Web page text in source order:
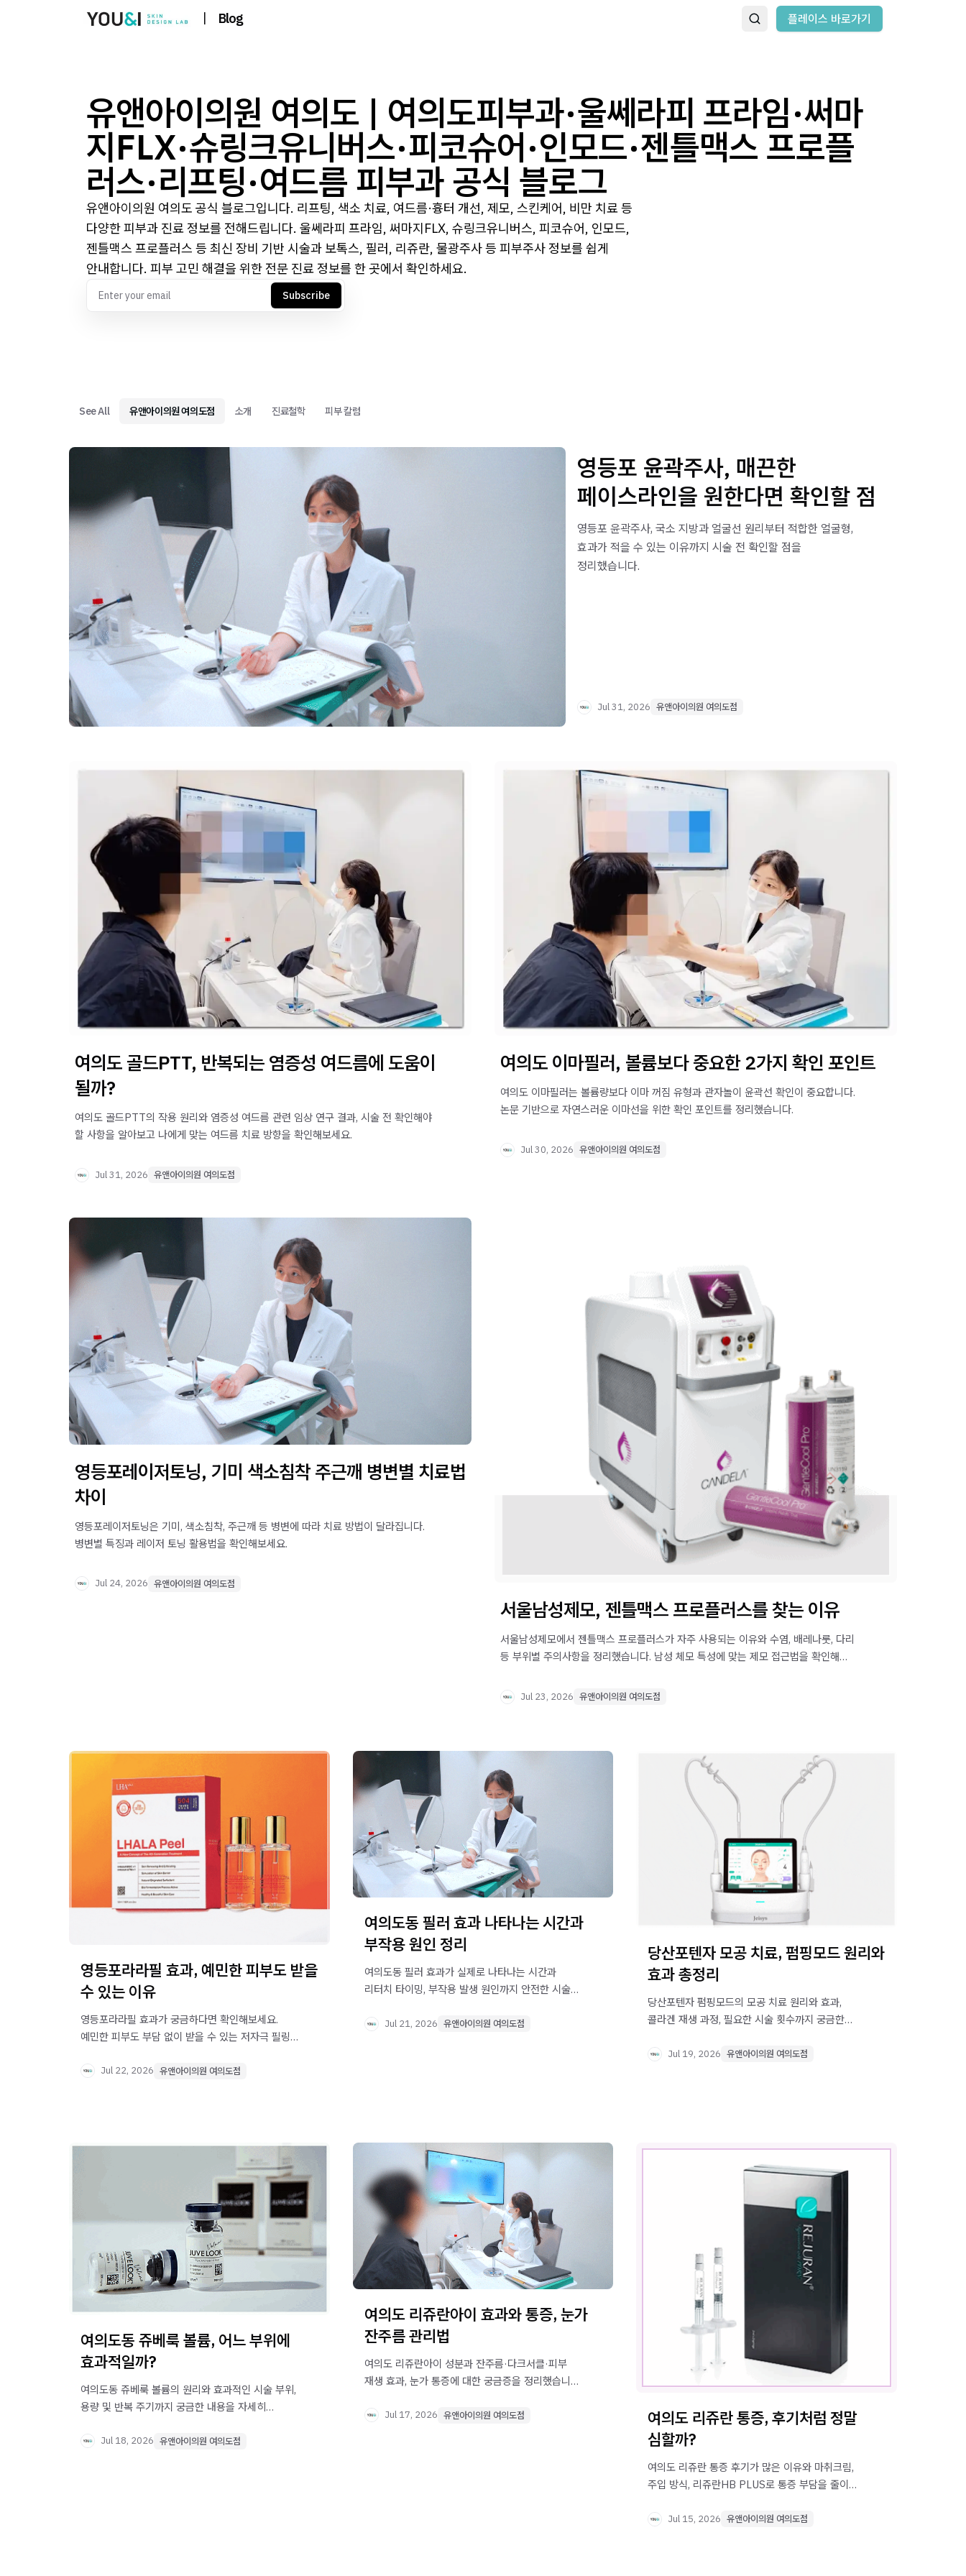
| Blog 플레이스 바로가기
유앤아이의원 여의도 | 여의도피부과·울쎄라피 프라임·써마
지FLX·슈링크유니버스·피코슈어·인모드·젠틀맥스 프로플
러스·리프팅·여드름 피부과 공식 블로그
유앤아이의원 여의도 공식 블로그입니다. 리프팅, 색소 치료, 여드름·흉터 개선, 제모, 스킨케어, 비만 치료 등
다양한 피부과 진료 정보를 전해드립니다. 울쎄라피 프라임, 써마지FLX, 슈링크유니버스, 피코슈어, 인모드,
젠틀맥스 프로플러스 등 최신 장비 기반 시술과 보톡스, 필러, 리쥬란, 물광주사 등 피부주사 정보를 쉽게
안내합니다. 피부 고민 해결을 위한 전문 진료 정보를 한 곳에서 확인하세요.
Subscribe
See All 유앤아이의원 여의도점 소개 진료철학 피부 칼럼
영등포 윤곽주사, 매끈한
페이스라인을 원한다면 확인할 점
영등포 윤곽주사, 국소 지방과 얼굴선 원리부터 적합한 얼굴형,
효과가 적을 수 있는 이유까지 시술 전 확인할 점을
정리했습니다.
Jul 31, 2026 유앤아이의원 여의도점
여의도 골드PTT, 반복되는 염증성 여드름에 도움이
될까?
여의도 골드PTT의 작용 원리와 염증성 여드름 관련 임상 연구 결과, 시술 전 확인해야
할 사항을 알아보고 나에게 맞는 여드름 치료 방향을 확인해보세요.
Jul 31, 2026 유앤아이의원 여의도점
여의도 이마필러, 볼륨보다 중요한 2가지 확인 포인트
여의도 이마필러는 볼륨량보다 이마 꺼짐 유형과 관자놀이 윤곽선 확인이 중요합니다.
논문 기반으로 자연스러운 이마선을 위한 확인 포인트를 정리했습니다.
Jul 30, 2026 유앤아이의원 여의도점
영등포레이저토닝, 기미 색소침착 주근깨 병변별 치료법
차이
영등포레이저토닝은 기미, 색소침착, 주근깨 등 병변에 따라 치료 방법이 달라집니다.
병변별 특징과 레이저 토닝 활용법을 확인해보세요.
Jul 24, 2026 유앤아이의원 여의도점
서울남성제모, 젠틀맥스 프로플러스를 찾는 이유
서울남성제모에서 젠틀맥스 프로플러스가 자주 사용되는 이유와 수염, 배레나룻, 다리
등 부위별 주의사항을 정리했습니다. 남성 체모 특성에 맞는 제모 접근법을 확인해
Jul 23, 2026 유앤아이의원 여의도점
영등포라라필 효과, 예민한 피부도 받을
수 있는 이유
영등포라라필 효과가 궁금하다면 확인해보세요.
예민한 피부도 부담 없이 받을 수 있는 저자극 필링
Jul 22, 2026 유앤아이의원 여의도점
여의도동 필러 효과 나타나는 시간과
부작용 원인 정리
여의도동 필러 효과가 실제로 나타나는 시간과
리터치 타이밍, 부작용 발생 원인까지 안전한 시술
Jul 21, 2026 유앤아이의원 여의도점
당산포텐자 모공 치료, 펌핑모드 원리와
효과 총정리
당산포텐자 펌핑모드의 모공 치료 원리와 효과,
콜라겐 재생 과정, 필요한 시술 횟수까지 궁금한
Jul 19, 2026 유앤아이의원 여의도점
여의도동 쥬베룩 볼륨, 어느 부위에
효과적일까?
여의도동 쥬베룩 볼륨의 원리와 효과적인 시술 부위,
용량 및 반복 주기까지 궁금한 내용을 자세히
참고해보세요.
Jul 18, 2026 유앤아이의원 여의도점
여의도 리쥬란아이 효과와 통증, 눈가
잔주름 관리법
여의도 리쥬란아이 성분과 잔주름·다크서클·피부
재생 효과, 눈가 통증에 대한 궁금증을 정리했습니다.
Jul 17, 2026 유앤아이의원 여의도점
여의도 리쥬란 통증, 후기처럼 정말
심할까?
여의도 리쥬란 통증 후기가 많은 이유와 마취크림,
주입 방식, 리쥬란HB PLUS로 통증 부담을 줄이는
Jul 15, 2026 유앤아이의원 여의도점